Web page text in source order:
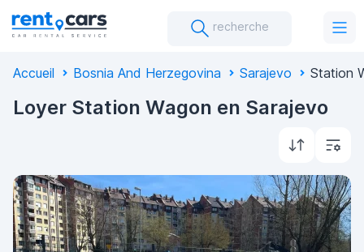
recherche
Accueil Bosnia And Herzegovina Sarajevo Station
Loyer Station Wagon en Sarajevo